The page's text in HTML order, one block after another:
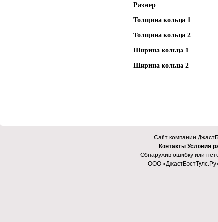
Размер
Толщина кольца 1
Толщина кольца 2
Ширина кольца 1
Ширина кольца 2
Cайт компании
Контакты Условия
Обнаружив ошибку или
ООО